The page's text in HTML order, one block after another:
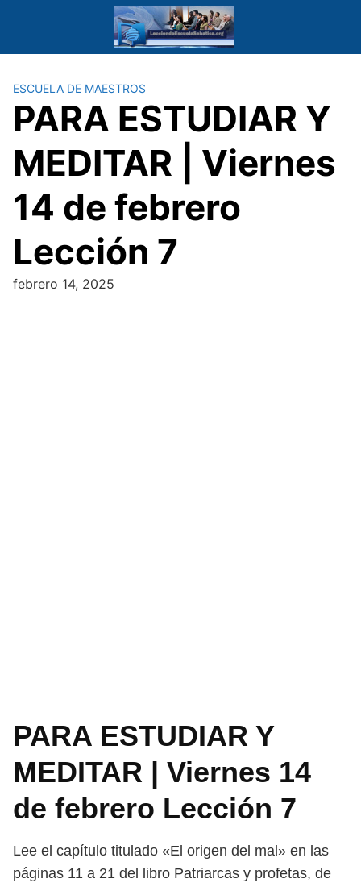
ESCUELA DE MAESTROS
PARA ESTUDIAR Y
MEDITAR | Viernes
14 de febrero
Lección 7
febrero 14, 2025
PARA ESTUDIAR Y
MEDITAR | Viernes 14
de febrero Lección 7
Lee el capítulo titulado «El origen del mal» en las
páginas 11 a 21 del libro Patriarcas y profetas, de